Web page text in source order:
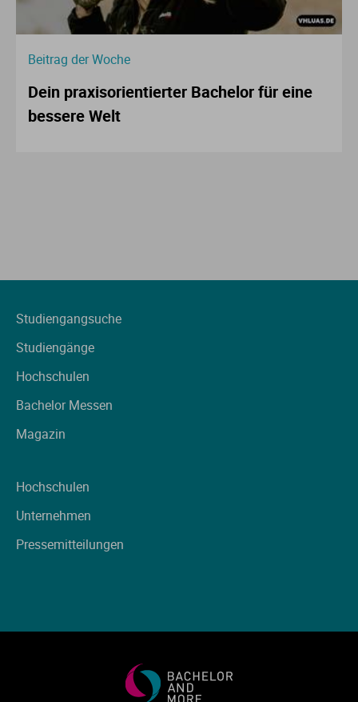
Beitrag der Woche
Dein praxisorientierter Bachelor für eine
bessere Welt
Studiengangsuche
Studiengänge
Hochschulen
Bachelor Messen
Magazin
Hochschulen
Unternehmen
Pressemitteilungen